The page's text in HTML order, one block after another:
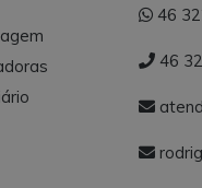
46
46